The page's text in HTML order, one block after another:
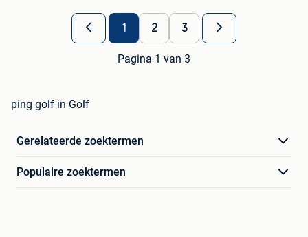
1 2 3
Pagina 1 van 3
ping golf in Golf
Gerelateerde zoektermen
Populaire zoektermen